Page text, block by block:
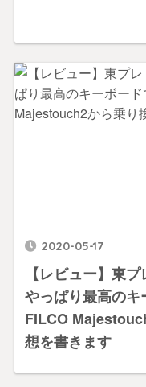
2020-05-17
【レビュー】東
やっぱり最高のキ
FILCO
想を書きます